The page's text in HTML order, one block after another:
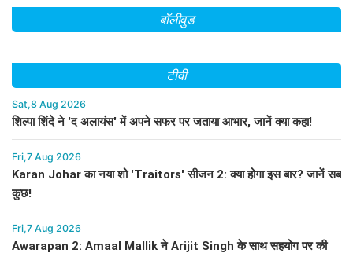
बॉलीवुड
टीवी
Sat,8 Aug 2026
शिल्पा शिंदे ने 'द अलायंस' में अपने सफर पर जताया आभार, जानें क्या कहा!
Fri,7 Aug 2026
Karan Johar का नया शो 'Traitors' सीजन 2: क्या होगा इस बार? जानें सब
कुछ!
Fri,7 Aug 2026
Awarapan 2: Amaal Mallik ने Arijit Singh के साथ सहयोग पर की